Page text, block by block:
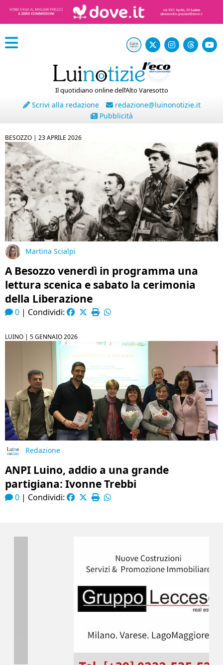
Il quotidiano online dell’Alto Varesotto
Scrivi alla redazione
redazione@luinonotizie.it
Pubblicità
BESOZZO | 23 APRILE 2026
Martina Scialpi
A Besozzo venerdì in programma una
lettura scenica e sabato la cerimonia
della Liberazione
0 | Condividi:
LUINO | 5 GENNAIO 2026
Redazione
ANPI Luino, addio a una grande
partigiana: Ivonne Trebbi
0 | Condividi: